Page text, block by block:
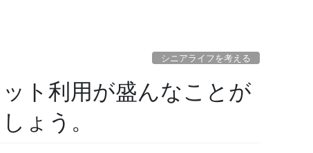
シニアライフを考える
ト利用が盛んなことが
ょう。